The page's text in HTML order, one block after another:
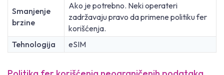
Smanjenje
brzine
Ako je potrebno. Neki operateri
zadržavaju pravo da primene politiku fer
korišćenja.
Tehnologija
eSIM